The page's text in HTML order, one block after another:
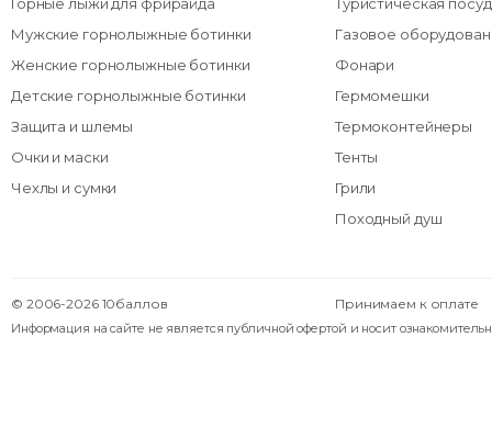
Мужские горнолыжные ботинки
Женские горнолыжные ботинки
Детские горнолыжные ботинки
Защита и шлемы
Очки и маски
Чехлы и сумки
Газовое
Фонари
Гермомешки
Термоконтейнеры
Тенты
Грили
Походный душ
© 2006-2026 10баллов Принимаем к оплате
Информация на сайте не является публичной офертой и носит